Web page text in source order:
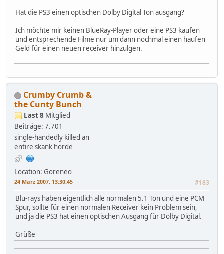
Hat die PS3 einen optischen Dolby Digital Ton ausgang?
Ich möchte mir keinen BlueRay-Player oder eine PS3 kaufen
und entsprechende Filme nur um dann nochmal einen haufen
Geld für einen neuen receiver hinzulgen.
Crumby Crumb &
the Cunty Bunch
Last 8 Mitglied
Beiträge: 7.701
single-handedly killed an
entire skank horde
Location: Goreneo
24 März 2007, 13:30:45 #183
Blu-rays haben eigentlich alle normalen 5.1 Ton und eine PCM
Spur, sollte für einen normalen Receiver kein Problem sein,
und ja die PS3 hat einen optischen Ausgang für Dolby Digital.
Grüße